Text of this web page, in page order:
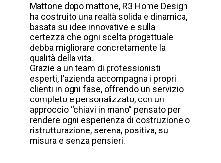
Mattone dopo mattone, R3 Home Design
ha costruito una realtà solida e dinamica,
basata su idee innovative e sulla
certezza che ogni scelta progettuale
debba migliorare concretamente la
qualità della vita.
Grazie a un team di professionisti
esperti, l’azienda accompagna i propri
clienti in ogni fase, offrendo un servizio
completo e personalizzato, con un
approccio “chiavi in mano” pensato per
rendere ogni esperienza di costruzione o
ristrutturazione, serena, positiva, su
misura e senza pensieri.